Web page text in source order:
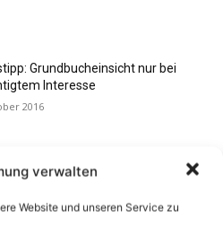
verwalten
Website und unseren Service zu
Grundbucheinsicht nur bei
Interesse
2016
Gerüche im Zuhause: Ursachen,
& Beseitigung